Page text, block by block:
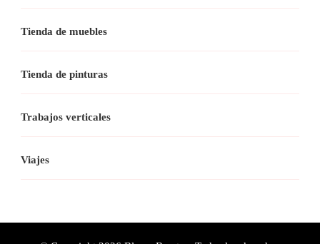
Tienda de muebles
Tienda de pinturas
Trabajos verticales
Viajes